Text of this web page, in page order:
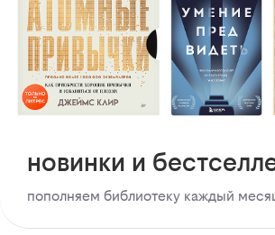
новинки и
пополняем библиотеку каждый